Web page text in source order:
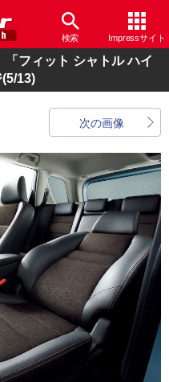
検索 Impressサイト
フィット シャトル ハイ
(5/13)
次の画像